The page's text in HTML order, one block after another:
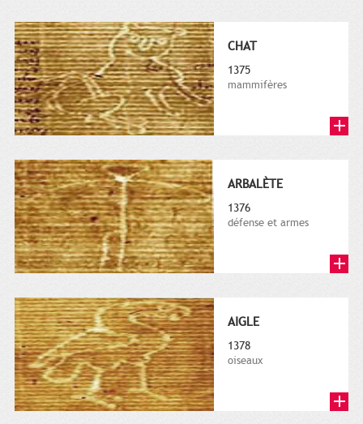
CHAT
1375
mammifères
ARBALÈTE
1376
défense et armes
AIGLE
1378
oiseaux